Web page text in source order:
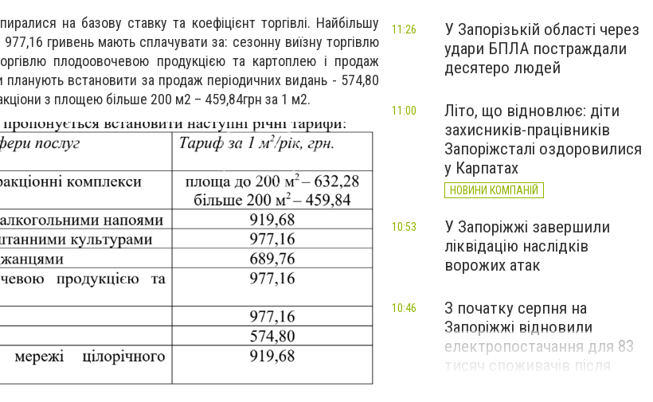
на базову ставку та коефіцієнт торгівлі. Найбільшу
гривень мають сплачувати за: сезонну виїзну торгівлю
плодоовочевою продукцією та картоплею і продаж
встановити за продаж періодичних видань - 574,80
з площею більше 200 м2 – 459,84грн за 1 м2.
У Запорізькій області через
удари БПЛА постраждали
десятеро людей
11:26
Літо, що відновлює: діти
захисників-працівників
Запоріжсталі оздоровилися
у Карпатах
НОВИНИ КОМПАНІЙ
11:00
У Запоріжжі завершили
ліквідацію наслідків
ворожих атак
10:53
З початку серпня на
Запоріжжі відновили
електропостачання для 83
тисяч споживачів після
10:46